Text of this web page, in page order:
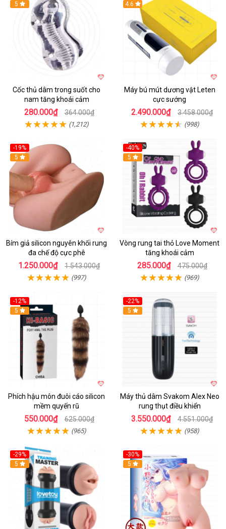
Hot
5
Cốc thủ dâm trong suốt cho
nam tăng khoái cảm
280.000₫ 364.000₫
(1,212)
Hot
4.6
Máy bú mút dương vật Leten
cực sướng
2.490.000₫ 3.458.000₫
(998)
-19%
Hot
5
Bím giả silicon nguyên khối rung
đa chế độ cực phê
1.250.000₫ 1.543.000₫
(997)
-40%
5
Vòng rung tai thỏ Love Moment
tăng khoái cảm
285.000₫ 475.000₫
(969)
-12%
Hot
5
Phích hậu môn đuôi cáo silicon
mềm quyến rũ
550.000₫ 625.000₫
(965)
-22%
5
Máy thủ dâm Svakom Alex Neo
rung thụt điều khiển
3.550.000₫ 4.551.000₫
(958)
-29%
Hot
5
-30%
Hot
5